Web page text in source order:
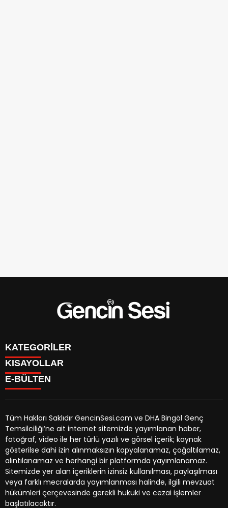
KATEGORİLER
GENÇ
BİNGÖL
ÖZEL HABER
EKONOMİ
YEREL HABERLER
CANLI BORSA
KÜNYE
İLETİŞİM
KISAYOLLAR
BURÇLAR
CANLI TV
HAVA DURUMU
NÖBETÇİ ECZANELER
TRAFİK DURUMU
YEREL HABERLER
GAZETELER
E-BÜLTEN
gencinsesi.com e-bültenine abone olarak, tarafınıza haber,
duyuru ve kampanya içerikli e-postaların gönderilmesini
kabul etmiş olursunuz.
Tüm Hakları Saklıdır GencinSesi.com ve DHA Bingöl Genç
Temsilciliği’ne ait internet sitemizde yayımlanan haber,
fotoğraf, video ile her türlü yazılı ve görsel içerik; kaynak
gösterilse dahi izin alınmaksızın kopyalanamaz, çoğaltılamaz,
alıntılanamaz ve herhangi bir platformda yayımlanamaz.
Sitemizde yer alan içeriklerin izinsiz kullanılması, paylaşılması
veya farklı mecralarda yayımlanması halinde, ilgili mevzuat
hükümleri çerçevesinde gerekli hukuki ve cezai işlemler
başlatılacaktır.